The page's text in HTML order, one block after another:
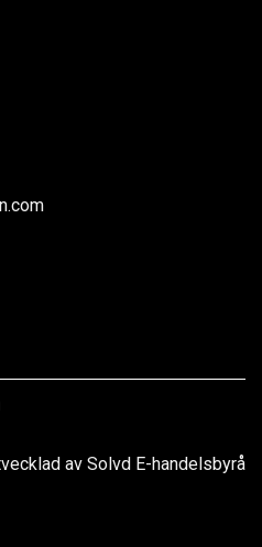
av Solvd E-handelsbyrå